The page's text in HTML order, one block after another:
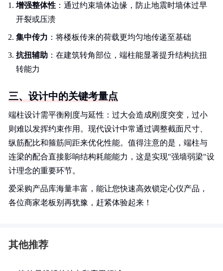
增强整体性 ：通过约束墙体边缘，防止地震时墙体过早
开裂或压溃
集中传力 ：将楼板传来的荷载更均匀地传递至基础
抗扭辅助 ：在建筑转角部位，端柱能显著提升结构抗扭
转能力
三、设计中的关键考量点
端柱设计需平衡刚度与延性：过大会造成刚度突变，过小
则难以发挥约束作用。现代设计中常通过调整截面尺寸、
纵筋配比和箍筋间距来优化性能。值得注意的是，端柱与
连梁的配合直接影响结构耗能能力，这是实现"强墙弱梁"设
计理念的重要环节。
爱采购产品库海量丰富，能让您快速高效锁定心仪产品，
各位商家老板别再犹豫，赶紧体验起来！
其他推荐